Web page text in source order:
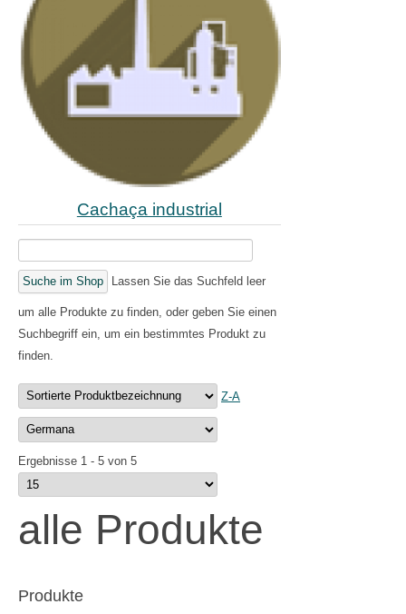
Cachaça industrial
Lassen Sie das Suchfeld leer
um alle Produkte zu finden, oder geben Sie einen
Suchbegriff ein, um ein bestimmtes Produkt zu
finden.
Z-A
Ergebnisse 1 - 5 von 5
alle Produkte
Produkte